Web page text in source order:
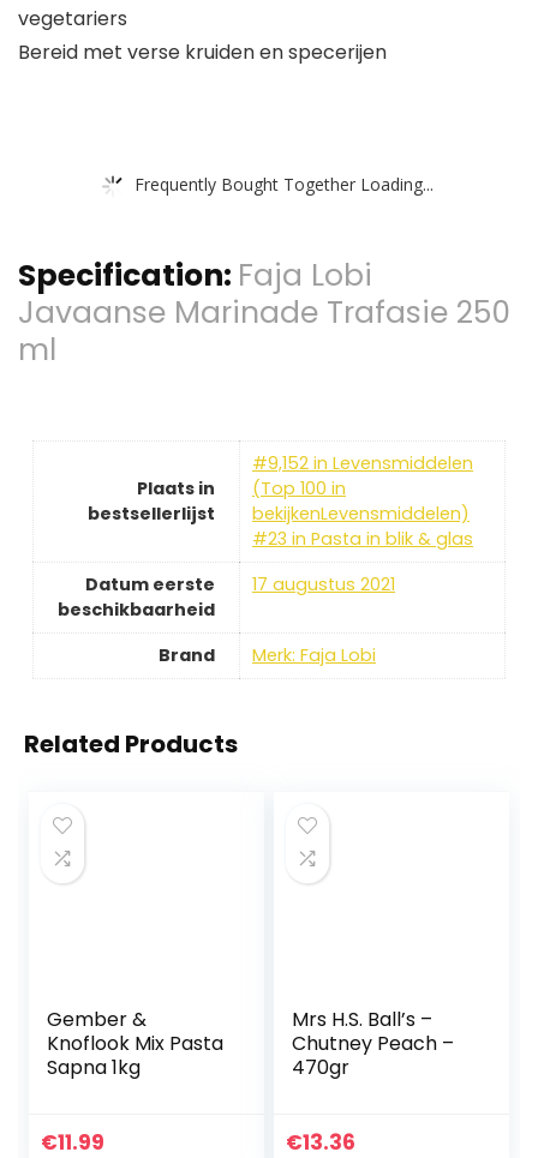
vegetariers
Bereid met verse kruiden en specerijen
Frequently Bought Together Loading...
Specification: Faja Lobi
Javaanse Marinade Trafasie 250
ml
Plaats in
bestsellerlijst
#9,152 in Levensmiddelen
(Top 100 in
bekijkenLevensmiddelen)
#23 in Pasta in blik & glas
Datum eerste
beschikbaarheid
17 augustus 2021
Brand Merk: Faja Lobi
Related Products
Gember &
Knoflook Mix Pasta
Sapna 1kg
€11.99
Mrs H.S. Ball’s –
Chutney Peach –
470gr
€13.36